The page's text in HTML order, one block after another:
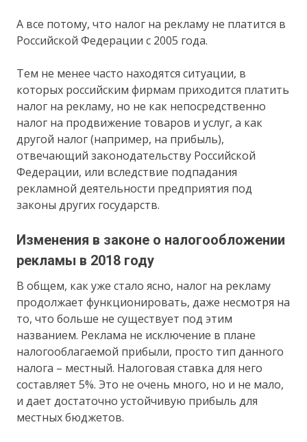
А все потому, что налог на рекламу не платится в
Российской Федерации с 2005 года.
Тем не менее часто находятся ситуации, в
которых российским фирмам приходится платить
налог на рекламу, но не как непосредственно
налог на продвижение товаров и услуг, а как
другой налог (например, на прибыль),
отвечающий законодательству Российской
Федерации, или вследствие подпадания
рекламной деятельности предприятия под
законы других государств.
Изменения в законе о налогообложении
рекламы в 2018 году
В общем, как уже стало ясно, налог на рекламу
продолжает функционировать, даже несмотря на
то, что больше не существует под этим
названием. Реклама не исключение в плане
налогооблагаемой прибыли, просто тип данного
налога – местный. Налоговая ставка для него
составляет 5%. Это не очень много, но и не мало,
и дает достаточно устойчивую прибыль для
местных бюджетов.